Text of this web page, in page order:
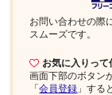
お気に入りって
画面下部のボタン
「会員登録 」する
お問い合わせの際
スムーズです。